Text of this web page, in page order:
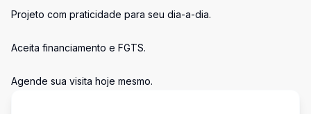
Projeto com praticidade para seu dia-a-dia.
Aceita financiamento e FGTS.
Agende sua visita hoje mesmo.